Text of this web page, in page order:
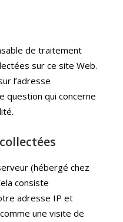
de traitement
sur ce site Web.
l’adresse
question qui concerne
(hébergé chez
consiste
adresse IP et
une visite de